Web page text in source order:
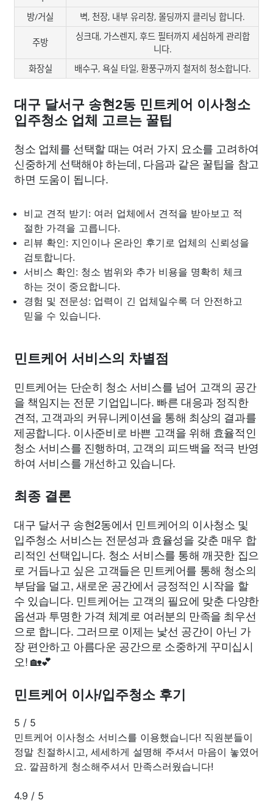
방/거실
벽, 천장, 내부 유리창, 몰딩까지 클리닝 합니다.
주방
싱크대, 가스렌지, 후드 필터까지 세심하게 관리합
니다.
화장실
배수구, 욕실 타일, 환풍구까지 철저히 청소합니다.
대구 달서구 송현2동 민트케어 이사청소
입주청소 업체 고르는 꿀팁
청소 업체를 선택할 때는 여러 가지 요소를 고려하여
신중하게 선택해야 하는데, 다음과 같은 꿀팁을 참고
하면 도움이 됩니다.
비교 견적 받기: 여러 업체에서 견적을 받아보고 적
절한 가격을 고릅니다.
리뷰 확인: 지인이나 온라인 후기로 업체의 신뢰성을
검토합니다.
서비스 확인: 청소 범위와 추가 비용을 명확히 체크
하는 것이 중요합니다.
경험 및 전문성: 업력이 긴 업체일수록 더 안전하고
믿을 수 있습니다.
민트케어 서비스의 차별점
민트케어는 단순히 청소 서비스를 넘어 고객의 공간
을 책임지는 전문 기업입니다. 빠른 대응과 정직한
견적, 고객과의 커뮤니케이션을 통해 최상의 결과를
제공합니다. 이사준비로 바쁜 고객을 위해 효율적인
청소 서비스를 진행하며, 고객의 피드백을 적극 반영
하여 서비스를 개선하고 있습니다.
최종 결론
대구 달서구 송현2동에서 민트케어의 이사청소 및
입주청소 서비스는 전문성과 효율성을 갖춘 매우 합
리적인 선택입니다. 청소 서비스를 통해 깨끗한 집으
로 거듭나고 싶은 고객들은 민트케어를 통해 청소의
부담을 덜고, 새로운 공간에서 긍정적인 시작을 할
수 있습니다. 민트케어는 고객의 필요에 맞춘 다양한
옵션과 투명한 가격 체계로 여러분의 만족을 최우선
으로 합니다. 그러므로 이제는 낯선 공간이 아닌 가
장 편안하고 아름다운 공간으로 소중하게 꾸미십시
오! 🏡💕
민트케어 이사/입주청소 후기
5 / 5
민트케어 이사청소 서비스를 이용했습니다! 직원분들이
정말 친절하시고, 세세하게 설명해 주셔서 마음이 놓였어
요. 깔끔하게 청소해주셔서 만족스러웠습니다!
4.9 / 5